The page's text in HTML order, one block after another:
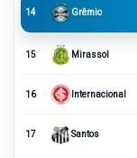
14 Grêmio
15 Mirassol
16 Internacional
17 Santos